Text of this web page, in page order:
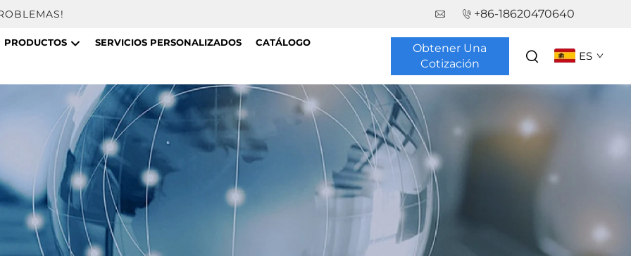
+86-18620470640
PRODUCTOS SERVICIOS PERSONALIZADOS CATÁLOGO
Obtener Una
Cotización
ES